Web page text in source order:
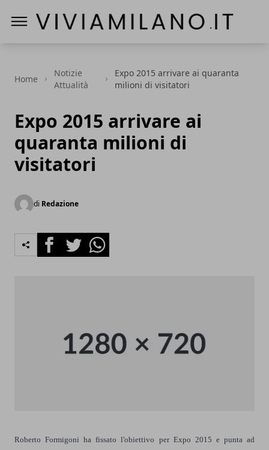
Home
Notizie
Attualità
Expo 2015 arrivare ai quaranta
milioni di visitatori
Expo 2015 arrivare ai
quaranta milioni di
visitatori
di Redazione
FacebookTwitterWhatsapp
Roberto Formigoni ha fissato l'obiettivo per Expo 2015 e punta ad